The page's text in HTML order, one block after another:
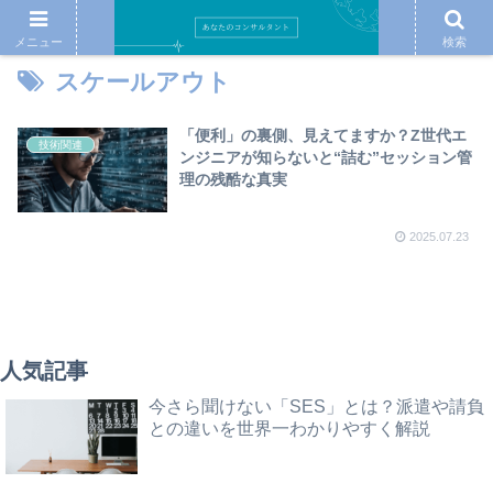
スケールアウト
技術関連
「便利」の裏側、見えてますか？Z世代エ
ンジニアが知らないと“詰む”セッション管
理の残酷な真実
2025.07.23
人気記事
今さら聞けない「SES」とは？派遣や請負
との違いを世界一わかりやすく解説
メニュー 検索